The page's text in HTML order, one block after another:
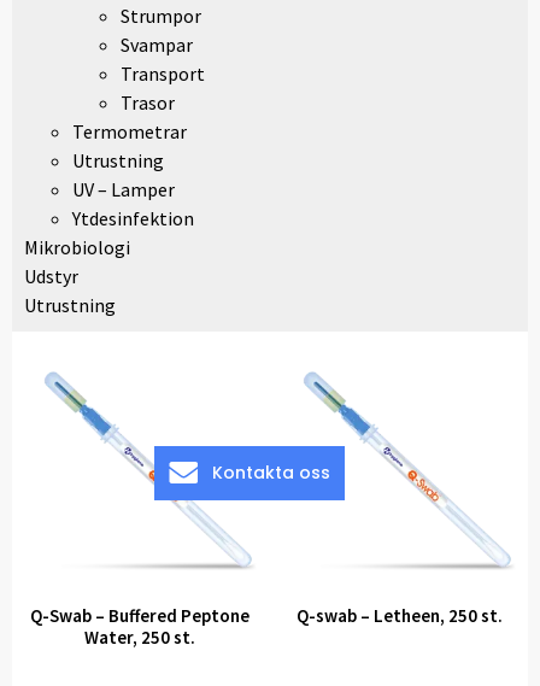
Strumpor
Svampar
Transport
Trasor
Termometrar
Utrustning
UV – Lamper
Ytdesinfektion
Mikrobiologi
Udstyr
Utrustning
Q-Swab – Buffered Peptone
Water, 250 st.
Q-swab – Letheen, 250 st.
Kontakta oss